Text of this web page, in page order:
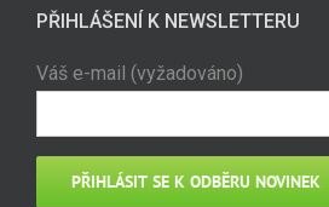
PŘIHLÁŠENÍ K NEWSLETTERU
Váš e-mail (vyžadováno)